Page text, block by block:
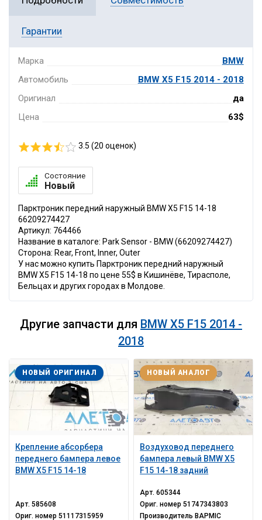
Гарантии
Марка
BMW
Автомобиль
BMW X5 F15 2014 - 2018
Оригинал
да
Цена
63$
3.5 (20 оценок)
Состояние
Новый
Парктроник передний наружный BMW X5 F15 14-18
66209274427
Артикул: 764466
Название в каталоге: Park Sensor - BMW (66209274427)
Сторона: Rear, Front, Inner, Outer
У нас можно купить Парктроник передний наружный
BMW X5 F15 14-18 по цене 55$ в Кишинёве, Тирасполе,
Бельцах и других городах в Молдове.
Другие запчасти для BMW X5 F15 2014 -
2018
Крепление абсорбера
переднего бампера левое
BMW X5 F15 14-18
НОВЫЙ ОРИГИНАЛ
Арт.585608
Ориг. номер51117315959
Воздуховод переднего
бампера левый BMW X5
F15 14-18 задний
НОВЫЙ АНАЛОГ
Арт.605344
Ориг. номер51747343803
Производитель BAPMIC